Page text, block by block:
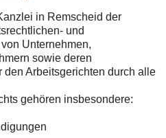
in Remscheid der
und
Unternehmen,
sowie deren
den Arbeitsgerichten durch alle
gehören insbesondere: